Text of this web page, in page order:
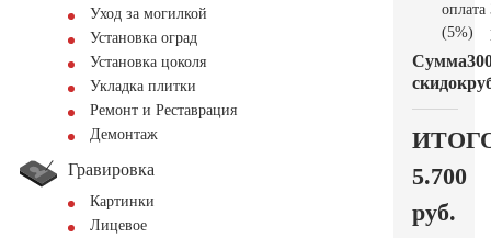
Уход за могилкой
Установка оград
Установка цоколя
Укладка плитки
Ремонт и Реставрация
Демонтаж
Гравировка
Картинки
Лицевое
оплата
(5%)
Сумма
скидок
5.700
руб.